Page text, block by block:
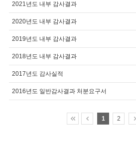
2021년도 내부 감사결과
2020년도 내부 감사결과
2019년도 내부 감사결과
2018년도 내부 감사결과
2017년도 감사실적
2016년도 일반감사결과 처분요구서
1 2